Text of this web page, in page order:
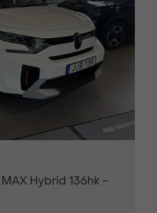
Hybrid 136hk -